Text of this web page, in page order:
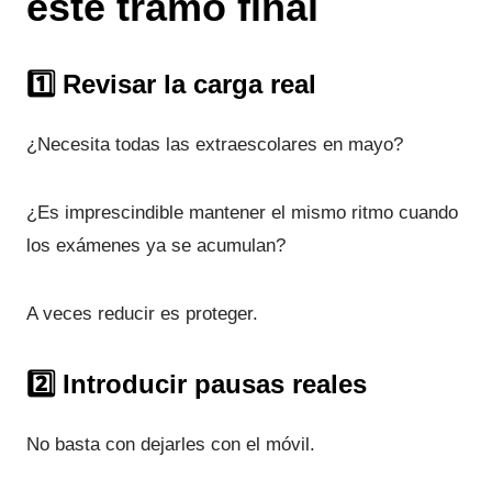
1️⃣ Revisar la carga real
¿Necesita todas las extraescolares en mayo?
¿Es imprescindible mantener el mismo ritmo cuando
los exámenes ya se acumulan?
A veces reducir es proteger.
2️⃣ Introducir pausas reales
No basta con dejarles con el móvil.